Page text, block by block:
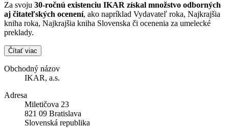
Za svoju 30-ročnú existenciu IKAR získal množstvo odborných
aj čitateľských ocenení, ako napríklad Vydavateľ roka, Najkrajšia
kniha roka, Najkrajšia kniha Slovenska či ocenenia za umelecké
preklady.
Čítať viac
Obchodný názov
IKAR, a.s.
Adresa
Miletičova 23
821 09 Bratislava
Slovenská republika